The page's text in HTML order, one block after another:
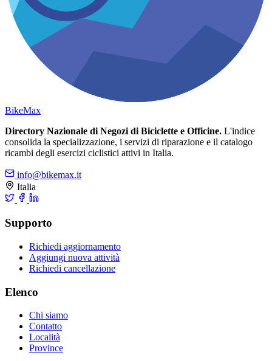
BikeMax
Directory Nazionale di Negozi di Biciclette e Officine. L'indice
consolida la specializzazione, i servizi di riparazione e il catalogo
ricambi degli esercizi ciclistici attivi in Italia.
info@bikemax.it
Italia
Supporto
Richiedi aggiornamento
Aggiungi nuova attività
Richiedi cancellazione
Elenco
Chi siamo
Contatto
Località
Province